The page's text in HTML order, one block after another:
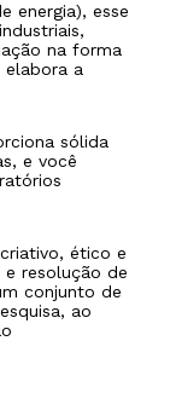
energia), esse
na forma
elabora a
sólida
e você
ético e
resolução de
conjunto de
ao